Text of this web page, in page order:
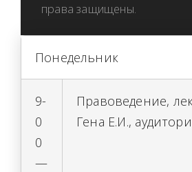
права защищены.
Понедельник
9-
0
0
—
Правоведение,
Гена Е.И.,